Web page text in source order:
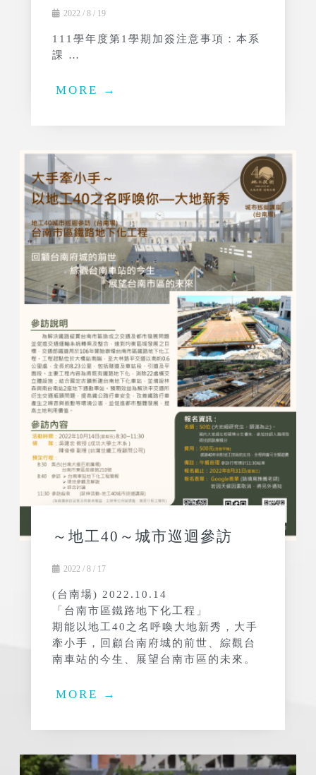
2022 / 8 / 19
111學年度第1學期加簽注意事項：本系
課 …
MORE →
～地工40～城市巡迴參訪
2022 / 8 / 17
(台南場) 2022.10.14
「台南市區鐵路地下化工程」
期能以地工40之名呼喚大地新秀，大手
牽小手，回顧台南府城的前世、綜觀台
南車站的今生、展望台南市區的未來。
MORE →